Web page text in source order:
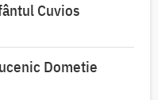
Cuvios
Dometie